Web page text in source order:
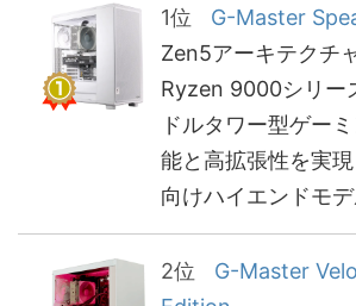
1位
G-Master
Zen5アーキテクチ
Ryzen 9000シリー
ドルタワー型ゲー
能と高拡張性を実
向けハイエンドモデ
2位
G-Master